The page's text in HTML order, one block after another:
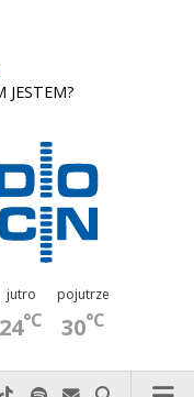
JESTEM?
jutro
24°C
pojutrze
30°C